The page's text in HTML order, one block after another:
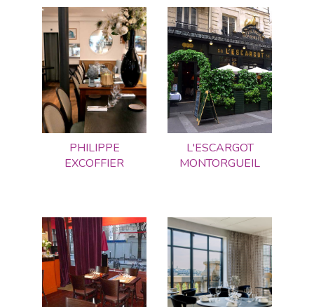
PHILIPPE
EXCOFFIER
L'ESCARGOT
MONTORGUEIL